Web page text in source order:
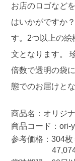
お店のロゴなど
はいかがですか
す。2つ以上の絵
文となります。
倍数で透明の袋
態でのお届けとな
商品名：オリジ
商品コード：ori-
参考価格：304